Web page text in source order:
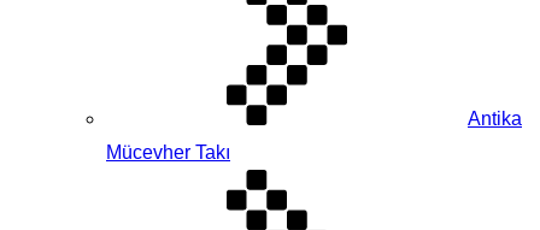
Antika
Mücevher Takı